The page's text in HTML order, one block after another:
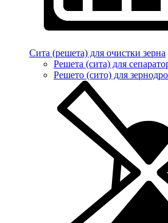
Сита (решета) для очистки зерна
Решета (сита) для
Решето (сито) для